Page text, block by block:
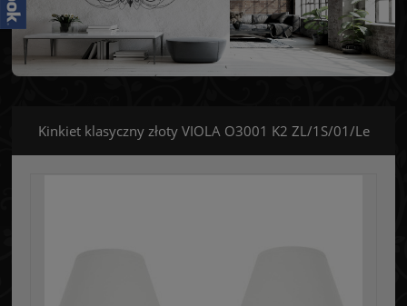
Kinkiet klasyczny złoty VIOLA O3001 K2 ZL/1S/01/Le